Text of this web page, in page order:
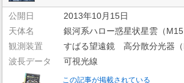
公開日
2013年10月15日
天体名
銀河系ハロー惑星状星雲（M15
観測装置
すばる望遠鏡 高分散分光器（
波長データ
可視光線
この記事が掲載されている